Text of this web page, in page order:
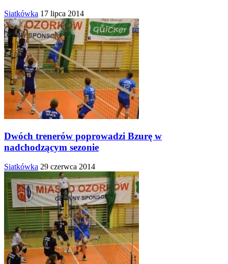
Siatkówka 17 lipca 2014
Dwóch trenerów poprowadzi Bzurę w
nadchodzącym sezonie
Siatkówka 29 czerwca 2014